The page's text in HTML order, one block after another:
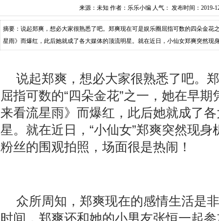
来源：未知 作者：乐乐小编 人气： 发布时间：2019-
摘要：说起郑爽，想必大家很熟悉了吧。郑爽现在可是娱乐圈屈指可数的四朵金花
星雨》而爆红，此后她就成了各大媒体的顶流明星。就在近日，小仙女郑爽突然现
说起郑爽，想必大家很熟悉了吧。
屈指可数的“四朵金花”之一，她在早
来看流星雨》而爆红，此后她就成了
星。就在近日，“小仙女”郑爽突然现
粉丝的围观拍照，场面很是热闹！
众所周知，郑爽现在的感情生活是
时间，郑爽还和她的小男友张恒一起